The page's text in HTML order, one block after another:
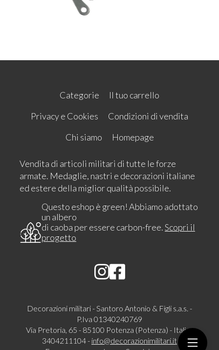
Categorie
Il tuo carrello
Privacy e Cookies
Condizioni di vendita
Chi siamo
Homepage
Vendita di articoli militari di tutte le forze
armate. Medaglie, nastri e decorazioni italiane
ed estere della miglior qualità possibile.
Questo eshop è green! Abbiamo adottato
un albero
di caoba per essere carbon-free.Scopri il
progetto
Decorazioni militari - Santoro Antonio & Figli s.a.s. -
P.Iva 01340240769
Via Pretoria, 65 - 85100 Potenza (Potenza) - Italia -
3404211104 - info@decorazionimilitari.it